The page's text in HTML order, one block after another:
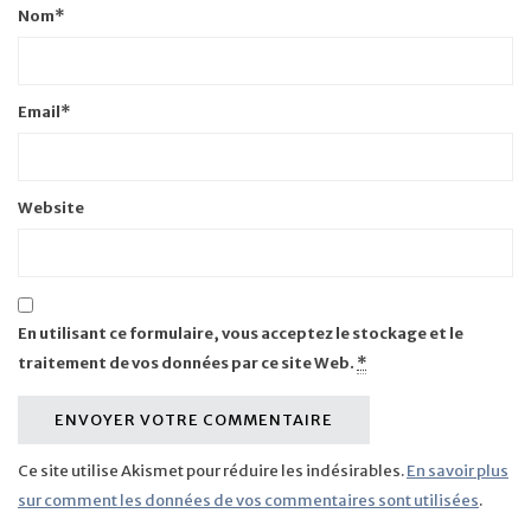
Nom*
Email*
Website
En utilisant ce formulaire, vous acceptez le stockage et le
traitement de vos données par ce site Web. *
Ce site utilise Akismet pour réduire les indésirables.En savoir plus
sur comment les données de vos commentaires sont utilisées.